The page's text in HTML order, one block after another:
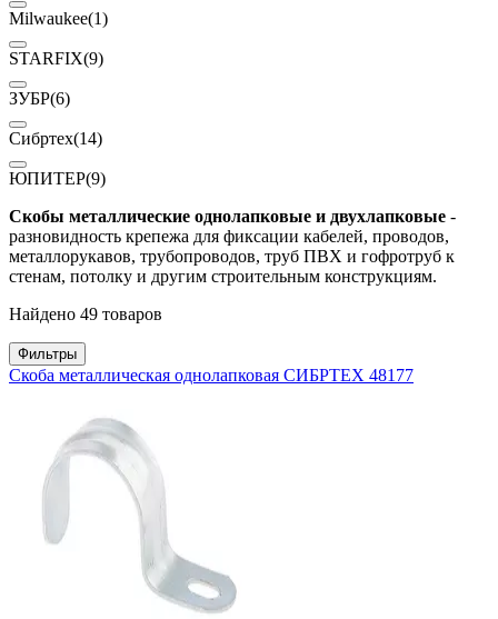
Milwaukee(1)
STARFIX(9)
ЗУБР(6)
Сибртех(14)
ЮПИТЕР(9)
Скобы металлические однолапковые и двухлапковые -
разновидность крепежа для фиксации кабелей, проводов,
металлорукавов, трубопроводов, труб ПВХ и гофротруб к
стенам, потолку и другим строительным конструкциям.
Найдено 49 товаров
Фильтры
Скоба металлическая однолапковая СИБРТЕХ 48177